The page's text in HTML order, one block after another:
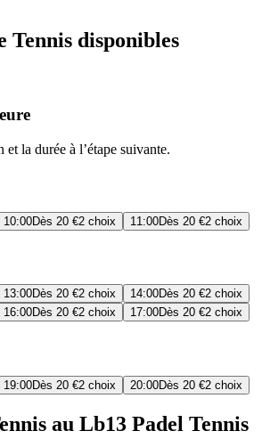
Tennis disponibles
la durée à l’étape suivante.
10:00Dès 20 €2 choix 11:00Dès 20 €2 choix
13:00Dès 20 €2 choix 14:00Dès 20 €2 choix
16:00Dès 20 €2 choix 17:00Dès 20 €2 choix
19:00Dès 20 €2 choix 20:00Dès 20 €2 choix
au Lb13 Padel Tennis